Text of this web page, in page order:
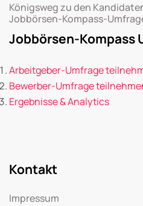
Königsweg zu den
Jobbörsen-Kompass-
Jobbörsen-Kompass
Arbeitgeber-Umfrage
Bewerber-Umfrage
Ergebnisse & Analytics
Kontakt
Impressum